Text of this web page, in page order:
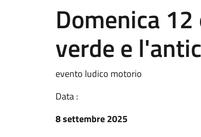
Domenica
verde e
evento ludico motorio
Data :
8 settembre 2025